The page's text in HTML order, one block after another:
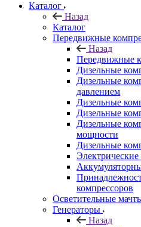
Каталог
Назад
Каталог
Передвижные
Назад
Передвижные
Дизельные
Дизельные
давлением
Дизельные
Дизельные
Дизельные
мощности
Дизельные
компрессоров
Осветительные
Генераторы
Назад